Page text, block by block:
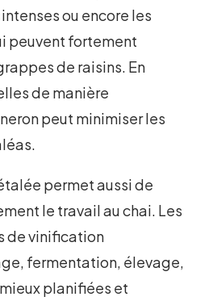
ou encore les
peuvent fortement
de raisins. En
de manière
peut minimiser les
permet aussi de
le travail au chai. Les
de vinification
fermentation, élevage,
planifiées et